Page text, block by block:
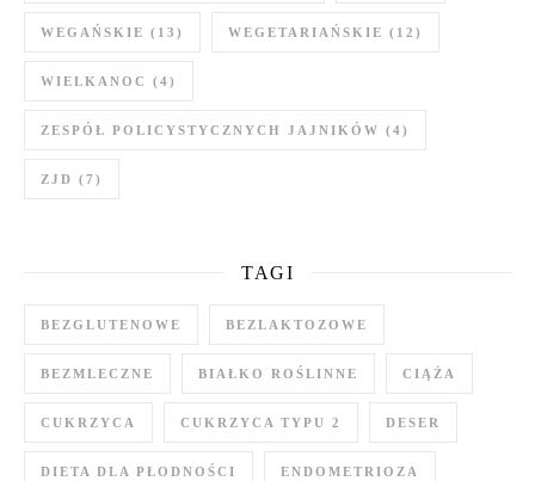
WEGAŃSKIE (13) WEGETARIAŃSKIE (12)
WIELKANOC (4)
ZESPÓŁ POLICYSTYCZNYCH JAJNIKÓW (4)
ZJD (7)
TAGI
BEZGLUTENOWE BEZLAKTOZOWE
BEZMLECZNE BIAŁKO ROŚLINNE CIĄŻA
CUKRZYCA CUKRZYCA TYPU 2 DESER
DIETA DLA PŁODNOŚCI ENDOMETRIOZA